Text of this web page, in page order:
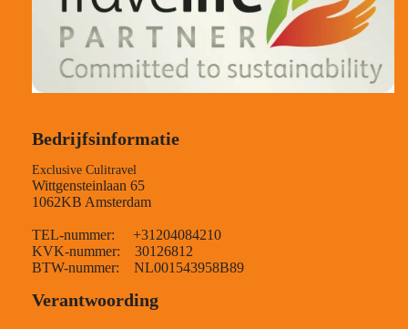
Bedrijfsinformatie
Exclusive Culitravel
Wittgensteinlaan 65
1062KB Amsterdam
TEL-nummer: +31204084210
KVK-nummer: 30126812
BTW-nummer: NL001543958B89
Verantwoording